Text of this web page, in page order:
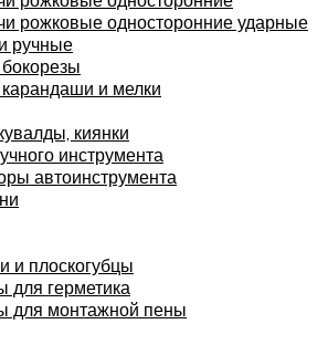
рожковые односторонние ударные
ручные
и мелки
киянки
инструмента
автоинструмента
и плоскогубцы
для герметика
для монтажной пены